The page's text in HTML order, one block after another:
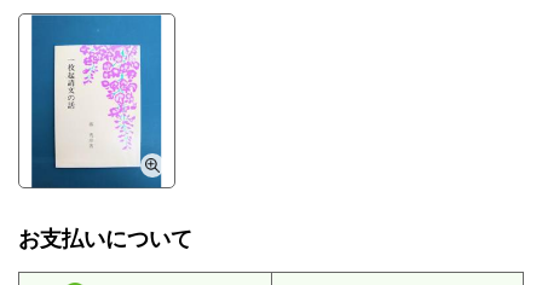
お支払いについて